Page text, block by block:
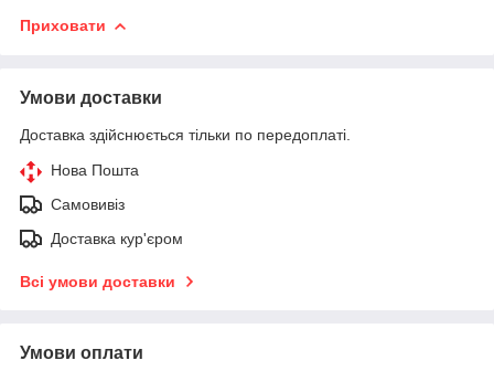
Приховати
Умови доставки
Доставка здійснюється тільки по передоплаті.
Нова Пошта
Самовивіз
Доставка кур'єром
Всі умови доставки
Умови оплати